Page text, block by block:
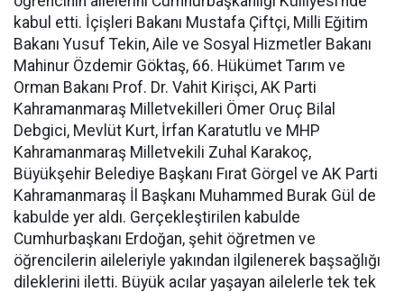
kabul etti. İçişleri Bakanı Mustafa Çiftçi, Milli Eğitim
Bakanı Yusuf Tekin, Aile ve Sosyal Hizmetler Bakanı
Mahinur Özdemir Göktaş, 66. Hükümet Tarım ve
Orman Bakanı Prof. Dr. Vahit Kirişci, AK Parti
Kahramanmaraş Milletvekilleri Ömer Oruç Bilal
Debgici, Mevlüt Kurt, İrfan Karatutlu ve MHP
Kahramanmaraş Milletvekili Zuhal Karakoç,
Büyükşehir Belediye Başkanı Fırat Görgel ve AK Parti
Kahramanmaraş İl Başkanı Muhammed Burak Gül de
kabulde yer aldı. Gerçekleştirilen kabulde
Cumhurbaşkanı Erdoğan, şehit öğretmen ve
öğrencilerin aileleriyle yakından ilgilenerek başsağlığı
dileklerini iletti. Büyük acılar yaşayan ailelerle tek tek